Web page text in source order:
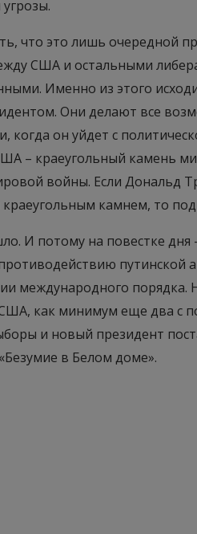
что это лишь очередной
США и остальными
Именно из этого
Они делают все
когда он уйдет с
– краеугольный камень
войны. Если Дональд
камнем, то под
И потому на повестке дня
путинской
международного порядка.
как минимум еще два с
и новый президент
в Белом доме».